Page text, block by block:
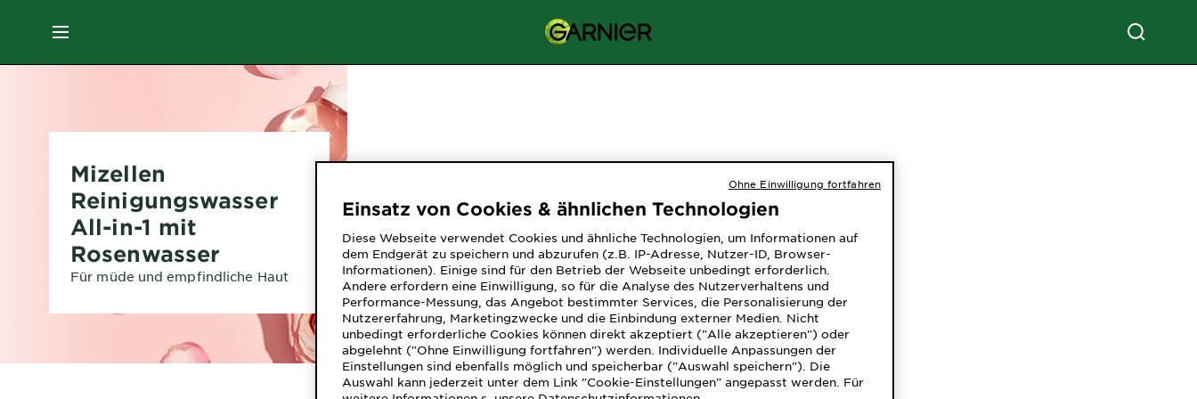
MENU
HAARFARBE
SONNENSCHUTZ
Mizellen
Reinigungswasser
All-in-1 mit
Rosenwasser
Für müde und empfindliche Haut
Einsatz von Cookies & ähnlichen Technologien
Diese Webseite verwendet Cookies und ähnliche Technologien, um Informationen auf
dem Endgerät zu speichern und abzurufen (z.B. IP-Adresse, Nutzer-ID, Browser-
Informationen). Einige sind für den Betrieb der Webseite unbedingt erforderlich.
Andere erfordern eine Einwilligung, so für die Analyse des Nutzerverhaltens und
Performance-Messung, das Angebot bestimmter Services, die Personalisierung der
Nutzererfahrung, Marketingzwecke und die Einbindung externer Medien. Nicht
unbedingt erforderliche Cookies können direkt akzeptiert ("Alle akzeptieren") oder
abgelehnt ("Ohne Einwilligung fortfahren") werden. Individuelle Anpassungen der
Einstellungen sind ebenfalls möglich und speicherbar ("Auswahl speichern"). Die
Auswahl kann jederzeit unter dem Link "Cookie-Einstellungen" angepasst werden. Für
Ohne Einwilligung fortfahren